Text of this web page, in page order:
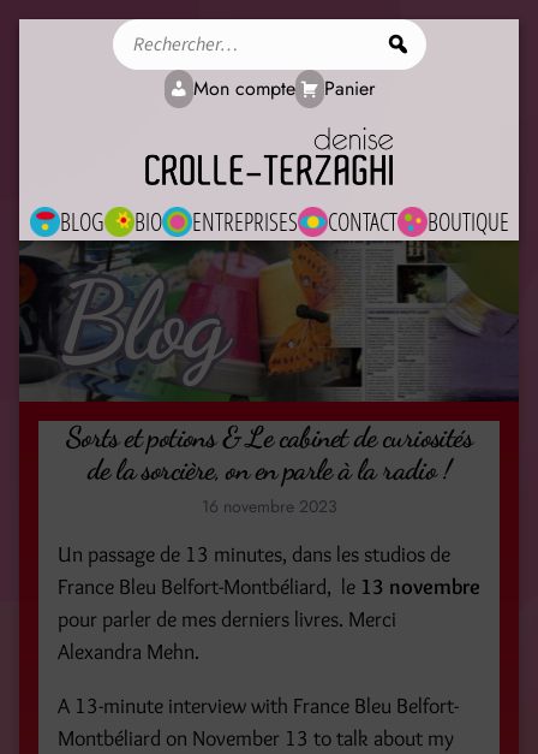
BLOG BIO ENTREPRISES CONTACT BOUTIQUE
Mon compte Panier
Blog
Sorts et potions & Le cabinet de curiosités
de la sorcière, on en parle à la radio !
16 novembre 2023
Un passage de 13 minutes, dans les studios de
France Bleu Belfort-Montbéliard, le 13 novembre
pour parler de mes derniers livres. Merci
Alexandra Mehn.
A 13-minute interview with France Bleu Belfort-
Montbéliard on November 13 to talk about my